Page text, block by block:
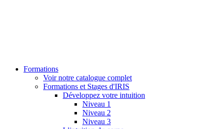
Formations
Voir notre catalogue complet
Formations et Stages d'IRIS
Développez votre intuition
Niveau 1
Niveau 2
Niveau 3